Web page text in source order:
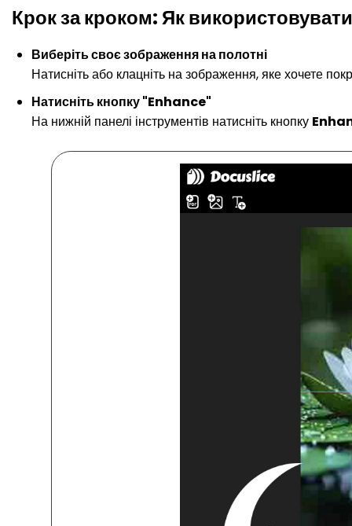
Крок за кроком: Як
Виберіть своє зображення на полотні
Натисніть або клацніть на зображення, яке хочете
Натисніть кнопку "Enhance"
На нижній панелі інструментів натисніть кнопку